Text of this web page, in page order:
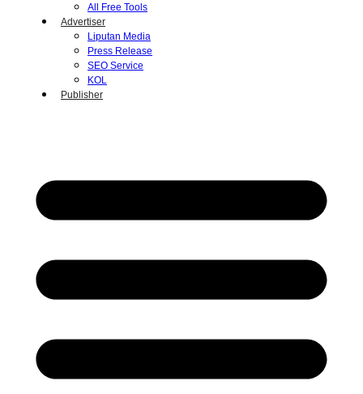
All Free Tools
Advertiser
Liputan Media
Press Release
SEO Service
KOL
Publisher